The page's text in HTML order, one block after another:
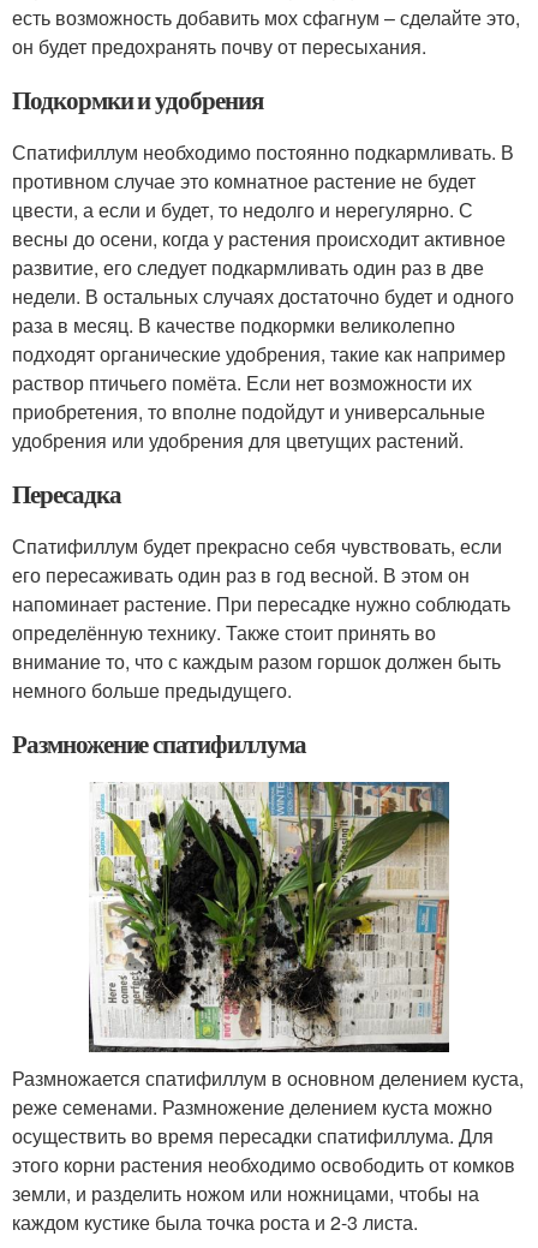
есть возможность добавить мох сфагнум – сделайте это,
он будет предохранять почву от пересыхания.
Подкормки и удобрения
Спатифиллум необходимо постоянно подкармливать. В
противном случае это комнатное растение не будет
цвести, а если и будет, то недолго и нерегулярно. С
весны до осени, когда у растения происходит активное
развитие, его следует подкармливать один раз в две
недели. В остальных случаях достаточно будет и одного
раза в месяц. В качестве подкормки великолепно
подходят органические удобрения, такие как например
раствор птичьего помёта. Если нет возможности их
приобретения, то вполне подойдут и универсальные
удобрения или удобрения для цветущих растений.
Пересадка
Спатифиллум будет прекрасно себя чувствовать, если
его пересаживать один раз в год весной. В этом он
напоминает растение. При пересадке нужно соблюдать
определённую технику. Также стоит принять во
внимание то, что с каждым разом горшок должен быть
немного больше предыдущего.
Размножение спатифиллума
Размножается спатифиллум в основном делением куста,
реже семенами. Размножение делением куста можно
осуществить во время пересадки спатифиллума. Для
этого корни растения необходимо освободить от комков
земли, и разделить ножом или ножницами, чтобы на
каждом кустике была точка роста и 2-3 листа.